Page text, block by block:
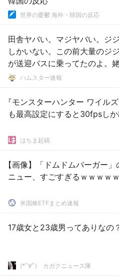
世界の憂鬱 海外・韓国の反応
田舎ヤバい。マジヤバい。ジ
しかいない。この前大量のジ
が送迎バスに乗ってたのよ。
にいくのかな？と思ったら違っ
ハムスター速報
『モンスターハンター ワイル
も最高設定にすると30fpsし
はちま起稿
【画像】「ドムドムバーガー
ニュー、すごすぎるｗｗｗｗ
米国株ETFまとめ速報
17歳女と23歳男ってありなの
(*ﾟ∀ﾟ)ゞカガクニュース隊